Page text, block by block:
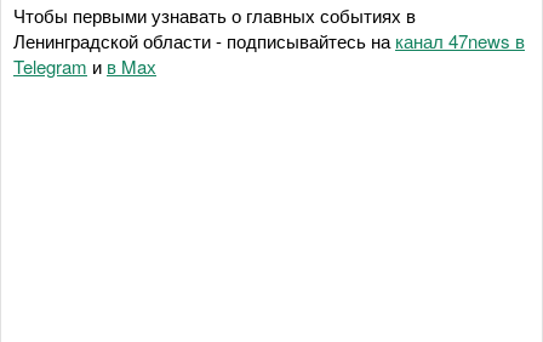
Чтобы первыми узнавать о главных событиях в
Ленинградской области - подписывайтесь на канал 47news в
Telegram и в Maх